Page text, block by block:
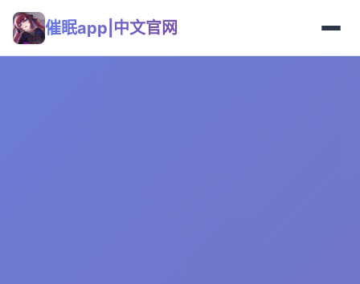
催眠app|中文官网